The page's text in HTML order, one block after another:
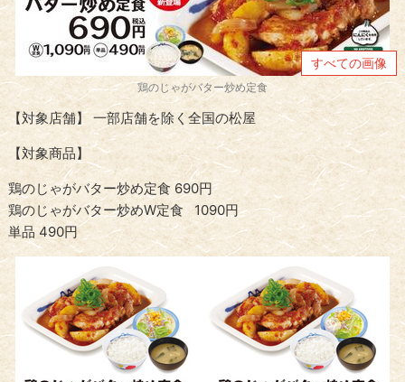
すべての画像
鶏のじゃがバター炒め定食
【対象店舗】 一部店舗を除く全国の松屋
【対象商品】
鶏のじゃがバター炒め定食 690円
鶏のじゃがバター炒めW定食 1090円
単品 490円